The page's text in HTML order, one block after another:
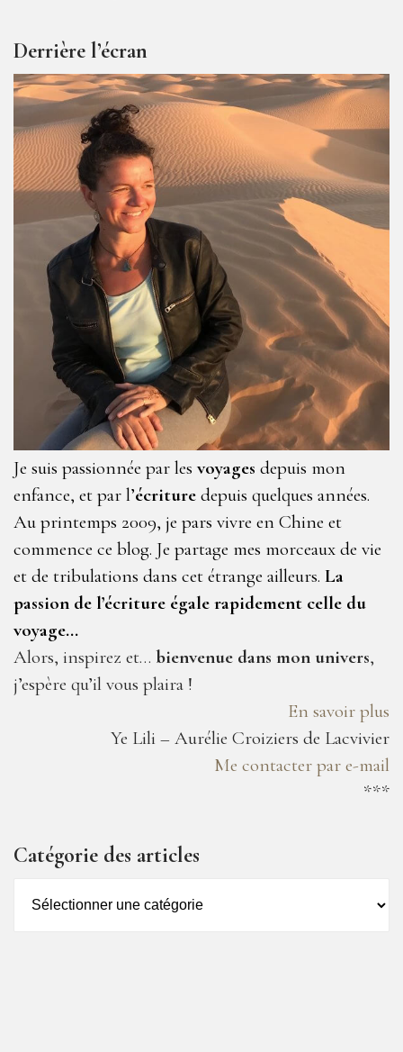
Derrière l’écran
Je suis passionnée par les voyages depuis mon
enfance, et par l’écriture depuis quelques années.
Au printemps 2009, je pars vivre en Chine et
commence ce blog. Je partage mes morceaux de vie
et de tribulations dans cet étrange ailleurs. La
passion de l’écriture égale rapidement celle du
voyage…
Alors, inspirez et… bienvenue dans mon univers,
j’espère qu’il vous plaira !
En savoir plus
Ye Lili – Aurélie Croiziers de Lacvivier
Me contacter par e-mail
***
Catégorie des articles
des